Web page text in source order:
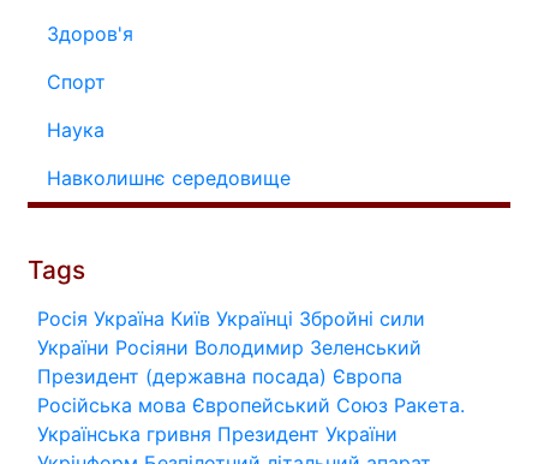
Здоров'я
Спорт
Наука
Навколишнє середовище
Tags
Росія Україна Київ Українці Збройні сили
України Росіяни Володимир Зеленський
Президент (державна посада) Європа
Російська мова Європейський Союз Ракета.
Українська гривня Президент України